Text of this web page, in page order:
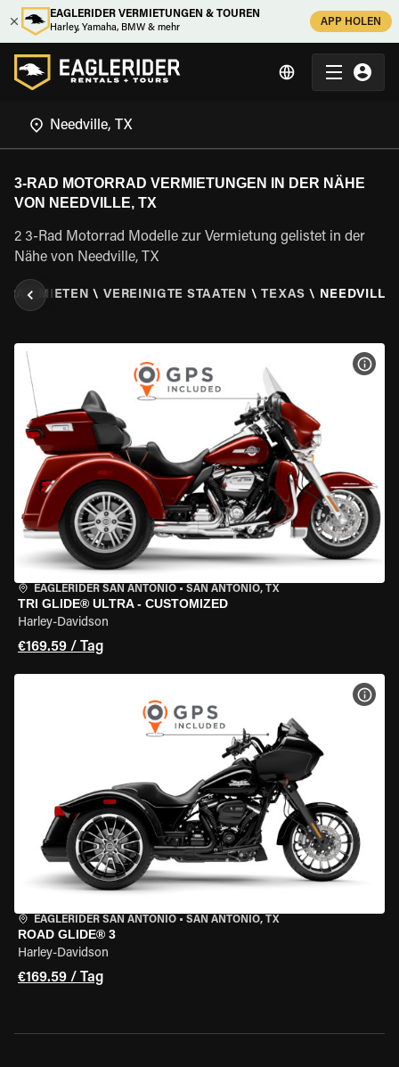
EAGLERIDER VERMIETUNGEN & TOUREN
Harley, Yamaha, BMW & mehr
APP HOLEN
3-RAD MOTORRAD VERMIETUNGEN IN DER NÄHE
VON NEEDVILLE, TX
2 3-Rad Motorrad Modelle zur Vermietung gelistet in der
Nähe von Needville, TX
MIETEN \ VEREINIGTE STAATEN \ TEXAS \
EAGLERIDER SAN ANTONIO • SAN ANTONIO, TX
TRI GLIDE® ULTRA - CUSTOMIZED
Harley-Davidson
€169.59 / Tag
EAGLERIDER SAN ANTONIO • SAN ANTONIO, TX
ROAD GLIDE® 3
Harley-Davidson
€169.59 / Tag